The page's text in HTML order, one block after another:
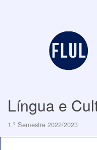
Língua e
1.º Semestre 2022/2023